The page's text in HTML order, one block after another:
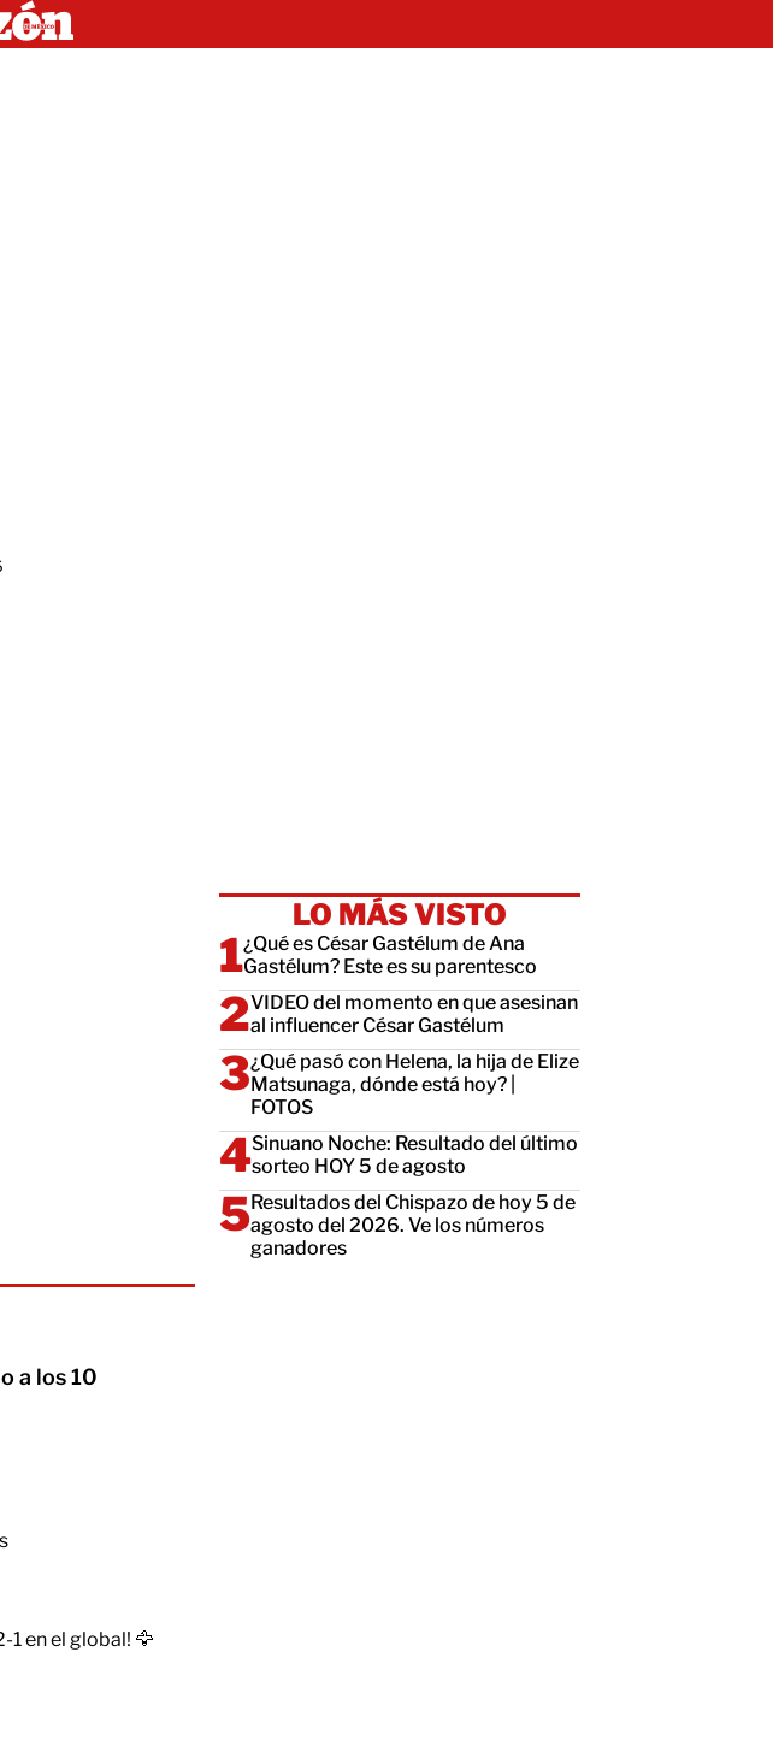
a los 10
1 en el global! 🦅
LO MÁS VISTO
¿Qué es César Gastélum de Ana
Gastélum? Este es su parentesco
VIDEO del momento en que asesinan
al influencer César Gastélum
¿Qué pasó con Helena, la hija de Elize
Matsunaga, dónde está hoy? |
FOTOS
Sinuano Noche: Resultado del último
sorteo HOY 5 de agosto
Resultados del Chispazo de hoy 5 de
agosto del 2026. Ve los números
ganadores